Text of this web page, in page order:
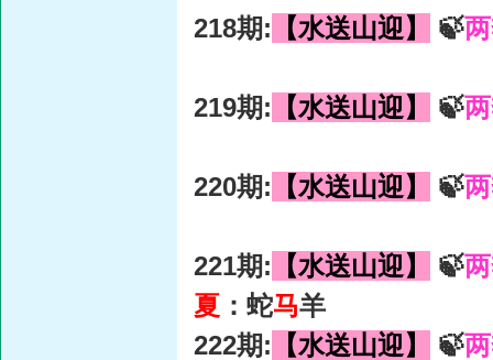
218期: 【水送山迎】 🍃
219期: 【水送山迎】 🍃
220期: 【水送山迎】 🍃
221期: 【水送山迎】 🍃
夏 ：蛇马羊
222期: 【水送山迎】 🍃